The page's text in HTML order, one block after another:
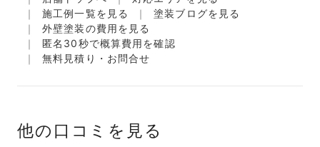
施工例一覧を見る
塗装ブログを見る
外壁塗装の費用を見る
匿名30秒で概算費用を確認
無料見積り・お問合せ
他の口コミを見る